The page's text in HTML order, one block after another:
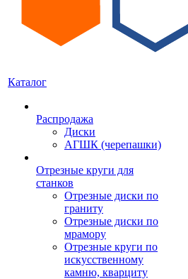
Каталог
Распродажа
Диски
АГШК (черепашки)
Отрезные круги для
станков
Отрезные диски по
граниту
Отрезные диски по
мрамору
Отрезные круги по
искусственному
камню, кварциту